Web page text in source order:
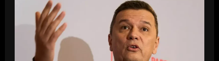
ani
de
la
momentul
istoric
în
care
Steaua